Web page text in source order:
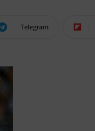
Telegram